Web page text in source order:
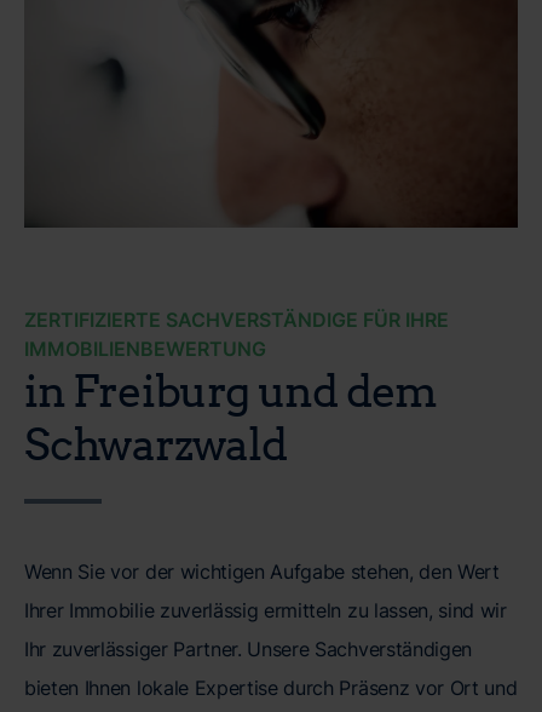
ZERTIFIZIERTE SACHVERSTÄNDIGE FÜR IHRE
IMMOBILIENBEWERTUNG
in Freiburg und dem
Schwarzwald
Wenn Sie vor der wichtigen Aufgabe stehen, den Wert
Ihrer Immobilie zuverlässig ermitteln zu lassen, sind wir
Ihr zuverlässiger Partner. Unsere Sachverständigen
bieten Ihnen lokale Expertise durch Präsenz vor Ort und